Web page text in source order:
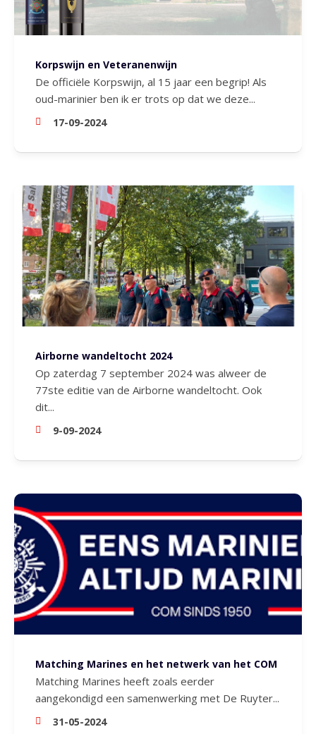
Korpswijn en Veteranenwijn
De officiële Korpswijn, al 15 jaar een begrip! Als
oud-marinier ben ik er trots op dat we deze...
17-09-2024
Airborne wandeltocht 2024
Op zaterdag 7 september 2024 was alweer de
77ste editie van de Airborne wandeltocht. Ook
dit...
9-09-2024
Matching Marines en het netwerk van het COM
Matching Marines heeft zoals eerder
aangekondigd een samenwerking met De Ruyter...
31-05-2024